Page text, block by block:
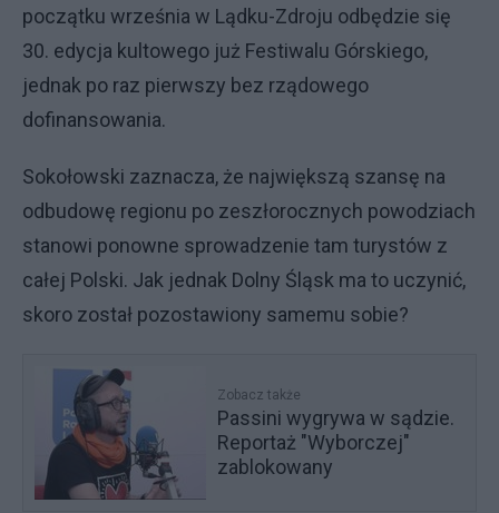
początku września w Lądku-Zdroju odbędzie się
30. edycja kultowego już Festiwalu Górskiego,
jednak po raz pierwszy bez rządowego
dofinansowania.
Sokołowski zaznacza, że największą szansę na
odbudowę regionu po zeszłorocznych powodziach
stanowi ponowne sprowadzenie tam turystów z
całej Polski. Jak jednak Dolny Śląsk ma to uczynić,
skoro został pozostawiony samemu sobie?
Zobacz także
Passini wygrywa w sądzie.
Reportaż "Wyborczej"
zablokowany